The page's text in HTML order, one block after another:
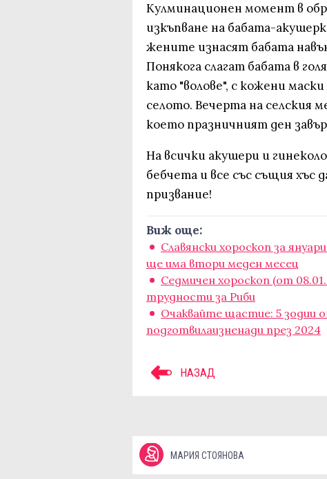
Кулминационен момент в
изкъпване на бабата-
жените изнасят бабата
Понякога слагат бабата в
като "волове", с кожени
селото. Вечерта на селския
което празничният ден
На всички акушери и
бебчета и все със същия хъс
призвание!
Виж още:
Славянски хороскоп за
ще има втори меден месец
Седмичен хороскоп (от
трудности за Риби
Очаквайте щастие: 5 зодии
подготвилаизненади през 2024
НАЗАД
МАРИЯ СТОЯНОВА